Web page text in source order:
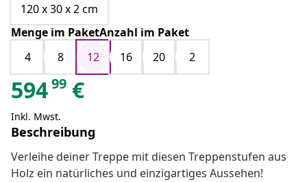
120 x 30 x 2 cm
Menge im PaketAnzahl im Paket
4
8 12 16 20 2
59499 €
Inkl. Mwst.
Beschreibung
Verleihe deiner Treppe mit diesen Treppenstufen aus
Holz ein natürliches und einzigartiges Aussehen!